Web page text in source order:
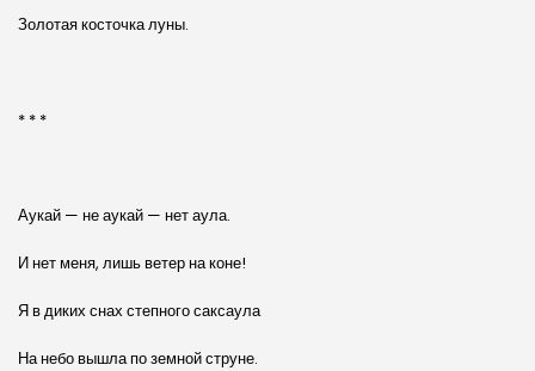
Золотая косточка луны.
* * *
Аукай — не аукай — нет аула.
И нет меня, лишь ветер на коне!
Я в диких снах степного саксаула
На небо вышла по земной струне.